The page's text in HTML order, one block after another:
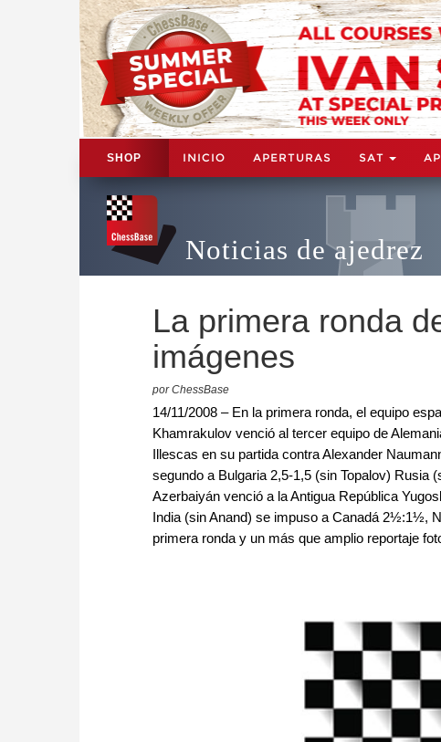
SHOP INICIO APERTURAS SAT
Noticias de ajedrez
La primera ronda
imágenes
por ChessBase
14/11/2008 – En la primera ronda, el equipo
Khamrakulov venció al tercer equipo de
Illescas en su partida contra Alexander
segundo a Bulgaria 2,5-1,5 (sin Topalov) Rusia
Azerbaiyán venció a la Antigua República
India (sin Anand) se impuso a Canadá 2½:1½,
primera ronda y un más que amplio reportaje